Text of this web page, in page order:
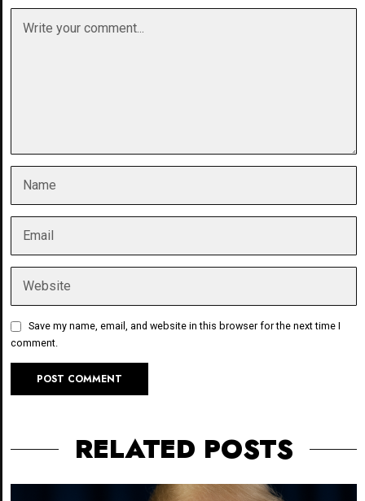
Save my name, email, and website in this browser for the next time I
comment.
RELATED POSTS